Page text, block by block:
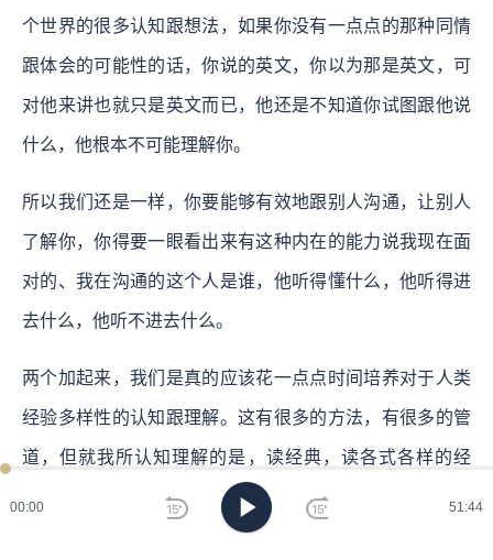
00:00 51:44
个世界的很多认知跟想法，如果你没有一点点的那种同情
跟体会的可能性的话，你说的英文，你以为那是英文，可
对他来讲也就只是英文而已，他还是不知道你试图跟他说
什么，他根本不可能理解你。
所以我们还是一样，你要能够有效地跟别人沟通，让别人
了解你，你得要一眼看出来有这种内在的能力说我现在面
对的、我在沟通的这个人是谁，他听得懂什么，他听得进
去什么，他听不进去什么。
两个加起来，我们是真的应该花一点点时间培养对于人类
经验多样性的认知跟理解。这有很多的方法，有很多的管
道，但就我所认知理解的是，读经典，读各式各样的经
典，对这种能力是最好的一种帮助跟累积的管道。